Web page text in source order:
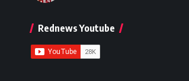
Rednews Youtube